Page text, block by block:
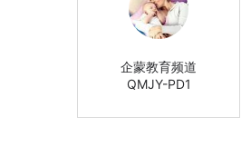
企蒙教育频道
QMJY-PD1